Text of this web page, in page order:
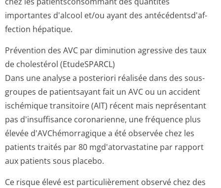
importantes d'alcool et/ou ayant des antécédentsd'af­
fection hépatique.
Prévention des AVC par diminution agressive des taux
de cholestérol (EtudeSPARCL)
Dans une analyse a posteriori réalisée dans des sous-
groupes de patientsayant fait un AVC ou un accident
ischémique transitoire (AIT) récent mais neprésentant
pas d'insuffisance coronarienne, une fréquence plus
élevée d'AVChémorragique a été observée chez les
patients traités par 80 mgd'atorvas­tatine par rapport
aux patients sous placebo.
Ce risque élevé est particulièrement observé chez des